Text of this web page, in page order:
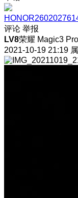
评论 举报
LV8荣耀 Magic3
2021-10-19 21:19